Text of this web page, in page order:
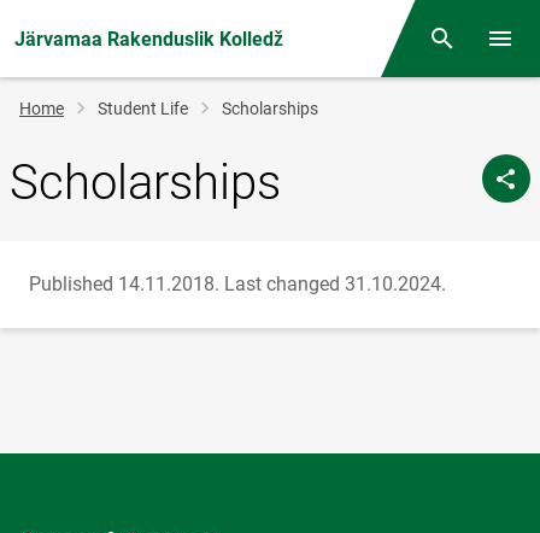
Järvamaa Rakenduslik Kolledž Otsing
Breadcrumb
Home Student Life Scholarships
Scholarships
Published 14.11.2018. Last changed 31.10.2024.